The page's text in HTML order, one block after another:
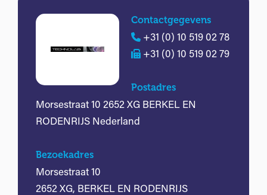
Contactgegevens
+31 (0) 10 519 02 78
+31 (0) 10 519 02 79
Postadres
Morsestraat 10 2652 XG BERKEL EN
RODENRIJS Nederland
Bezoekadres
Morsestraat 10
2652 XG, BERKEL EN RODENRIJS